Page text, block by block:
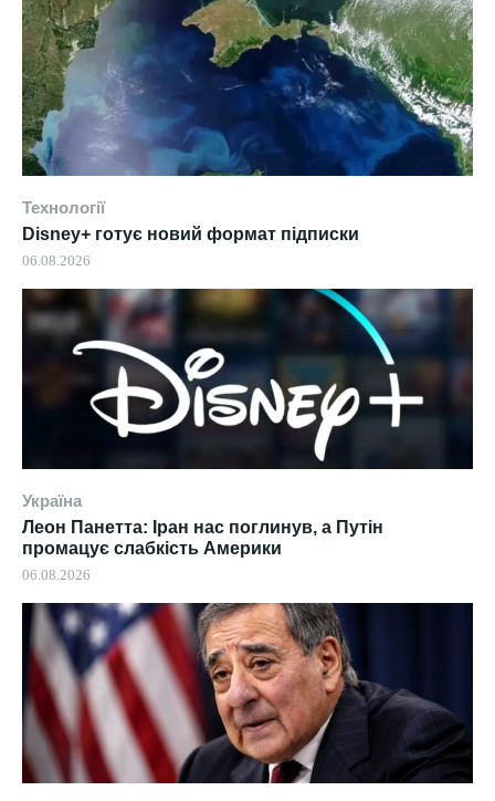
Технології
Disney+ готує новий формат підписки
06.08.2026
Україна
Леон Панетта: Іран нас поглинув, а Путін
промацує слабкість Америки
06.08.2026